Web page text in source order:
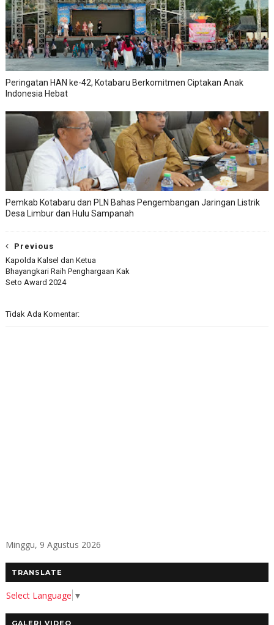
Peringatan HAN ke-42, Kotabaru Berkomitmen Ciptakan Anak
Indonesia Hebat
Pemkab Kotabaru dan PLN Bahas Pengembangan Jaringan Listrik
Desa Limbur dan Hulu Sampanah
Previous
Kapolda Kalsel dan Ketua
Bhayangkari Raih Penghargaan Kak
Seto Award 2024
Tidak Ada Komentar:
Minggu, 9 Agustus 2026
TRANSLATE
Select Language ▼
GALERI VIDEO